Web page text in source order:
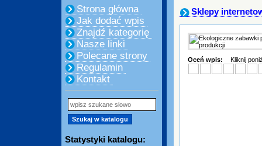
Strona główna
Jak dodać wpis
Znajdź kategorię
Nasze linki
Polecane strony
Regulamin
Kontakt
Statystyki katalogu:
Sklepy
Oceń wpis: Kliknij